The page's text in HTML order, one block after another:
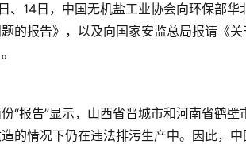
14日，中国无机盐工业协会向环保部华
的报告》，以及向国家安监总局报请《
报告”显示，山西省晋城市和河南省鹤壁
的情况下仍在违法排污生产中。因此，